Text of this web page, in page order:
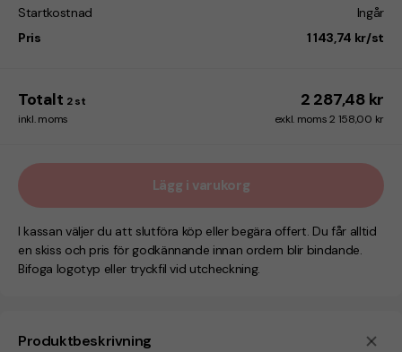
Produktbeskrivning
Startkostnad
Ingår
Pris
1 143,74 kr/st
Totalt 2 st 2 287,48 kr
inkl. moms exkl. moms 2 158,00 kr
Lägg i varukorg
I kassan väljer du att slutföra köp eller begära offert. Du får alltid
en skiss och pris för godkännande innan ordern blir bindande.
Bifoga logotyp eller tryckfil vid utcheckning.